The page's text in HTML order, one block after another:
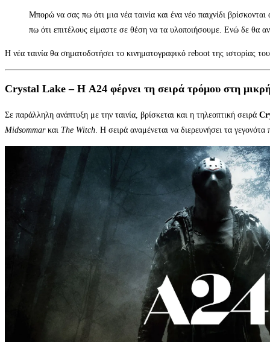
Μπορώ να σας πω ότι μια νέα ταινία και ένα νέο παιχνίδι
πω ότι επιτέλους είμαστε σε θέση να τα υλοποιήσουμε. Ενώ δε θα
Η νέα ταινία θα σηματοδοτήσει το κινηματογραφικό reboot της ιστορίας
Crystal Lake – Η A24 φέρνει τη σειρά τρόμου στη
Σε παράλληλη ανάπτυξη με την ταινία, βρίσκεται και η τηλεοπτική σειρά
Midsommarκαι The Witch . Η σειρά αναμένεται να διερευνήσει τα